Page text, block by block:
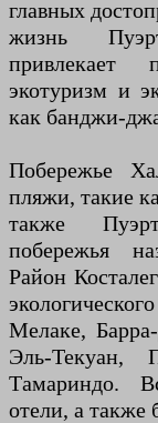
главных
жизнь
привлекает
экотуризм и
как банджи-
Побережье
пляжи, такие
также
побережья
Район
Мелаке,
Эль-Текуан,
Тамариндо.
отели, а также